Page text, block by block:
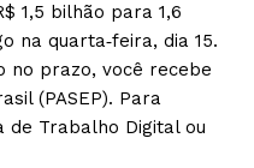
1,5 bilhão para 1,6
na quarta‑feira, dia 15.
no prazo, você recebe
(PASEP). Para
Trabalho Digital ou